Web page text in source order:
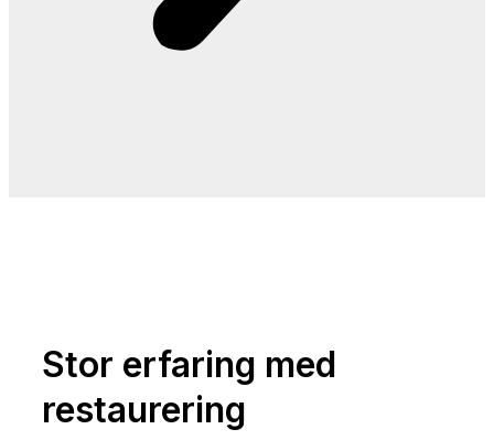
Stor erfaring med
restaurering